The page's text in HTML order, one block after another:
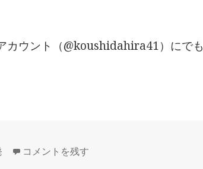
カウント（@koushidahira41）にでも
Dead Pigeon 20周年 に
コメントを残す